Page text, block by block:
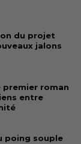
du projet
jalons
premier roman
entre
poing souple